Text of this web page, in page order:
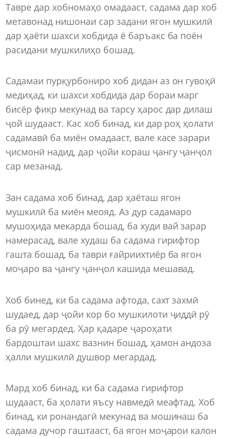
Тавре дар хобномаҳо омадааст, садама дар хоб
метавонад нишонаи сар задани ягон мушкилӣ
дар ҳаёти шахси хобдида ё баръакс ба поён
расидани мушкилиҳо бошад.
Садамаи пурқурбониро хоб дидан аз он гувоҳӣ
медиҳад, ки шахси хобдида дар бораи марг
бисёр фикр мекунад ва тарсу ҳарос дар дилаш
ҷой шудааст. Кас хоб бинад, ки дар роҳ ҳолати
садамавӣ ба миён омадааст, вале касе зарари
ҷисмонӣ надид, дар ҷойи кораш ҷангу ҷанҷол
сар мезанад.
Зан садама хоб бинад, дар ҳаёташ ягон
мушкилӣ ба миён меояд. Аз дур садамаро
мушоҳида мекарда бошад, ба худи вай зарар
намерасад, вале худаш ба садама гирифтор
гашта бошад, ба таври ғайриихтиёр ба ягон
моҷаро ва ҷангу ҷанҷол кашида мешавад.
Хоб бинед, ки ба садама афтода, сахт захмӣ
шудаед, дар ҷойи кор бо мушкилоти ҷиддӣ рӯ
ба рӯ мегардед. Ҳар қадаре ҷароҳати
бардоштаи шахс вазнин бошад, ҳамон андоза
ҳалли мушкилӣ душвор мегардад.
Мард хоб бинад, ки ба садама гирифтор
шудааст, ба ҳолати яъсу навмедӣ меафтад. Хоб
бинад, ки ронандагӣ мекунад ва мошинаш ба
садама дучор гаштааст, ба ягон моҷарои калон